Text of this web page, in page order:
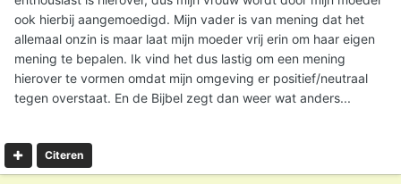
ook hierbij aangemoedigd. Mijn vader is van mening dat het
allemaal onzin is maar laat mijn moeder vrij erin om haar eigen
mening te bepalen. Ik vind het dus lastig om een mening
hierover te vormen omdat mijn omgeving er positief/neutraal
tegen overstaat. En de Bijbel zegt dan weer wat anders...
Citeren